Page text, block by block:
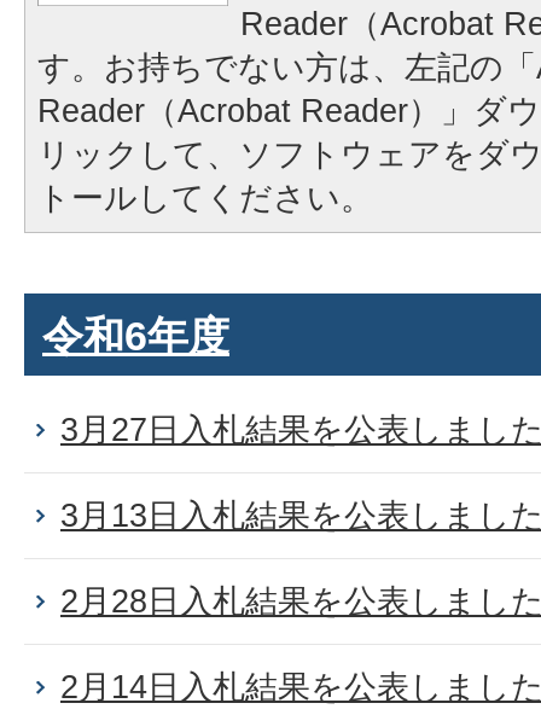
Reader（Acrobat
す。お持ちでない方は、左記の
Reader（Acrobat Reader）」ダ
リックして、ソフトウェアをダ
トールしてください。
令和6年度
3月27日入札結果を公表しまし
3月13日入札結果を公表しまし
2月28日入札結果を公表しまし
2月14日入札結果を公表しまし